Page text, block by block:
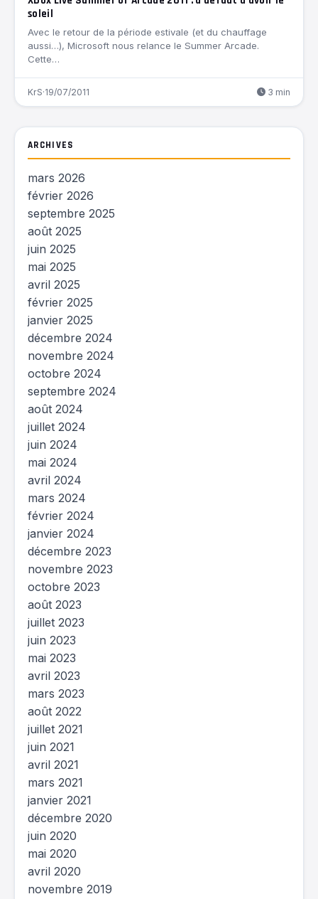
soleil
Avec le retour de la période estivale (et du chauffage
aussi…), Microsoft nous relance le Summer Arcade.
Cette…
KrS·19/07/2011 3 min
ARCHIVES
mars 2026
février 2026
septembre 2025
août 2025
juin 2025
mai 2025
avril 2025
février 2025
janvier 2025
décembre 2024
novembre 2024
octobre 2024
septembre 2024
août 2024
juillet 2024
juin 2024
mai 2024
avril 2024
mars 2024
février 2024
janvier 2024
décembre 2023
novembre 2023
octobre 2023
août 2023
juillet 2023
juin 2023
mai 2023
avril 2023
mars 2023
août 2022
juillet 2021
juin 2021
avril 2021
mars 2021
janvier 2021
décembre 2020
juin 2020
mai 2020
avril 2020
novembre 2019